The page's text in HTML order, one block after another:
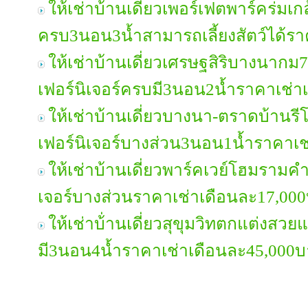
ให้เช่าบ้านเดี่ยวเพอร์เฟตพาร์คร่มเ
ครบ3นอน3น้ำสามารถเลี้ยงสัตว์ได้ร
ให้เช่าบ้านเดี่ยวเศรษฐสิริบางนาก
เฟอร์นิเจอร์ครบมี3นอน2น้ำราคาเช่า
ให้เช่าบ้านเดี่ยวบางนา-ตราดบ้านรี
เฟอร์นิเจอร์บางส่วน3นอน1น้ำราคาเ
ให้เช่าบ้านเดี่ยวพาร์คเวย์โฮมราม
เจอร์บางส่วนราคาเช่าเดือนละ
ให้เช่าบ้่านเดี่ยวสุขุมวิทตกแต่งสวย
มี3นอน4น้ำราคาเช่าเดือนละ45,000